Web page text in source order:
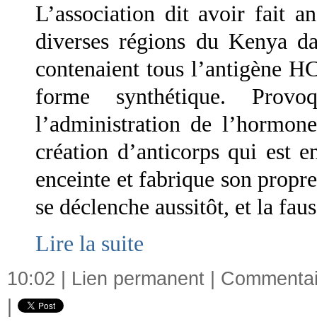
L’association dit avoir fait
diverses régions du Kenya
contenaient tous l’antigène
forme synthétique.
l’administration de
création d’anticorps qui est
enceinte et fabrique son
se déclenche aussitôt, et la
Lire la suite
10:02 | Lien permanent